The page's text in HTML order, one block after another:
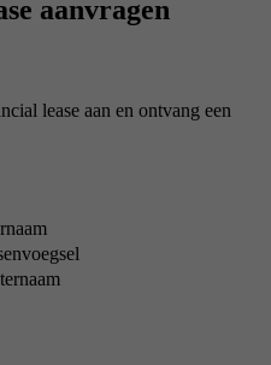
aanvragen
lease aan en ontvang een